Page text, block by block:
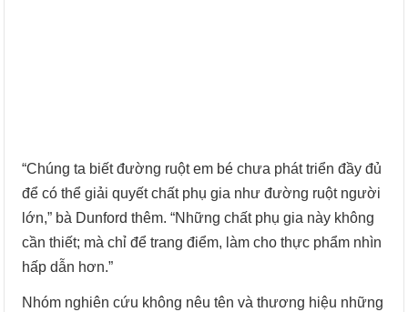
“Chúng ta biết đường ruột em bé chưa phát triển đầy đủ
để có thể giải quyết chất phụ gia như đường ruột người
lớn,” bà Dunford thêm. “Những chất phụ gia này không
cần thiết; mà chỉ để trang điểm, làm cho thực phẩm nhìn
hấp dẫn hơn.”
Nhóm nghiên cứu không nêu tên và thương hiệu những